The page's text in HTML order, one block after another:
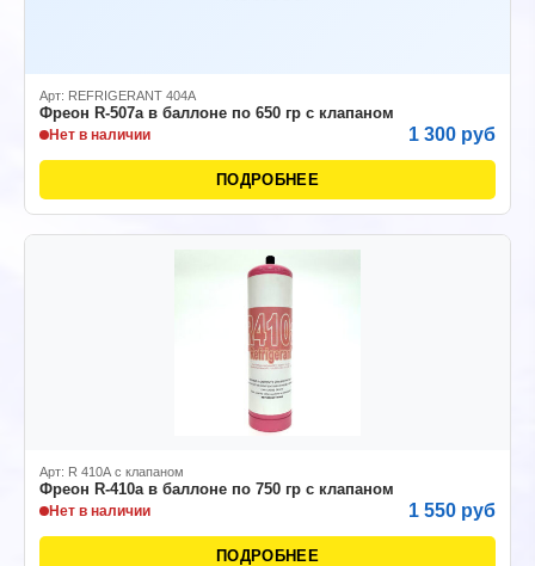
Арт: REFRIGERANT 404A
Фреон R-507а в баллоне по 650 гр с клапаном
Нет в наличии 1 300 руб
ПОДРОБНЕЕ
Арт: R 410А с клапаном
Фреон R-410а в баллоне по 750 гр с клапаном
Нет в наличии 1 550 руб
ПОДРОБНЕЕ